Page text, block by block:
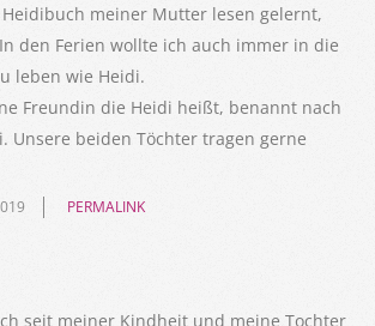
meiner Mutter lesen gelernt,
den Ferien wollte ich auch immer in die
leben wie Heidi.
Freundin die Heidi heißt, benannt nach
Unsere beiden Töchter tragen gerne
PERMALINK
seit meiner Kindheit und meine Tochter